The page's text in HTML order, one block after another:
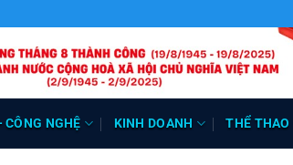
CÔNG NGHỆ KINH DOANH THỂ THAO